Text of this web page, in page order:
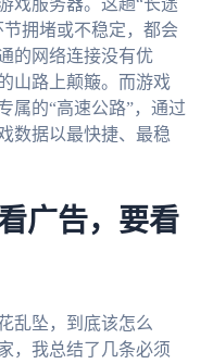
拥堵或不稳定，都会
的网络连接没有优
山路上颠簸。而游戏
属的“高速公路”，通过
数据以最快捷、最稳
广告，要看
乱坠，到底该怎么
，我总结了几条必须